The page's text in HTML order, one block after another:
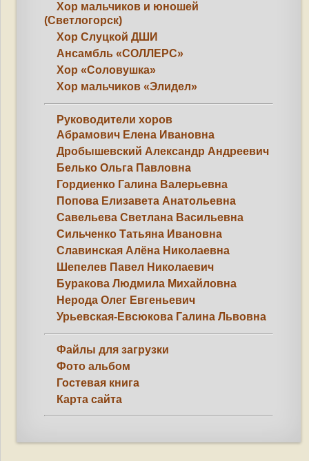
Хор мальчиков и юношей
(Светлогорск)
Хор Слуцкой ДШИ
Ансамбль «СОЛЛЕРС»
Хор «Соловушка»
Хор мальчиков «Элидел»
Руководители хоров
Абрамович Елена Ивановна
Дробышевский Александр Андреевич
Белько Ольга Павловна
Гордиенко Галина Валерьевна
Попова Елизавета Анатольевна
Савельева Светлана Васильевна
Сильченко Татьяна Ивановна
Славинская Алёна Николаевна
Шепелев Павел Николаевич
Буракова Людмила Михайловна
Нерода Олег Евгеньевич
Урьевская-Евсюкова Галина Львовна
Файлы для загрузки
Фото альбом
Гостевая книга
Карта сайта